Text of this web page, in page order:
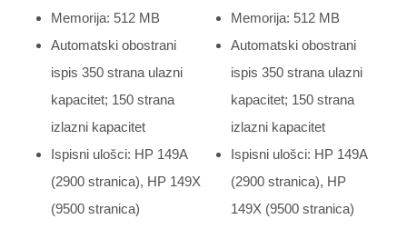
Memorija: 512 MB
Automatski obostrani
ispis 350 strana ulazni
kapacitet; 150 strana
izlazni kapacitet
Ispisni ulošci: HP 149A
(2900 stranica), HP 149X
(9500 stranica)
Memorija: 512 MB
Automatski obostrani
ispis 350 strana ulazni
kapacitet; 150 strana
izlazni kapacitet
Ispisni ulošci: HP 149A
(2900 stranica), HP
149X (9500 stranica)